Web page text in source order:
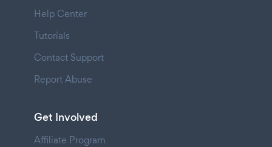
Help Center
Tutorials
Contact Support
Report Abuse
Get Involved
Affiliate Program